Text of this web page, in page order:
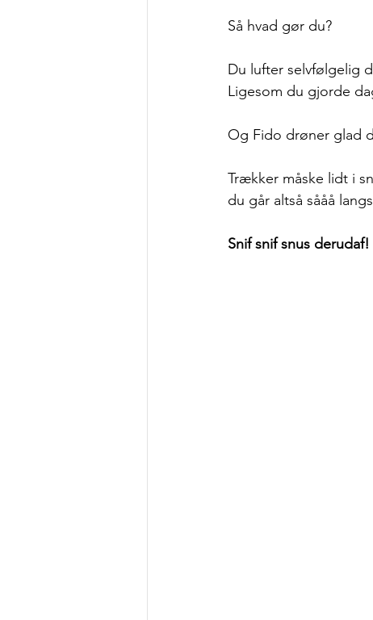
Så hvad gør du?
Du lufter selvfølgelig
Ligesom du gjorde
Og Fido drøner glad
Trækker måske lidt i
du går altså sååå
Snif snif snus derudaf!